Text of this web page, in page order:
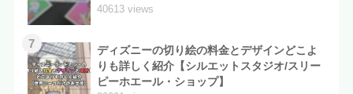
40613 views
7
ディズニーの切り絵の料金とデザインどこよ
りも詳しく紹介【シルエットスタジオ/スリー
ピーホエール・ショップ】